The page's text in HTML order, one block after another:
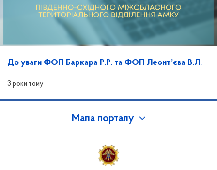
До уваги ФОП Баркара Р.Р. та ФОП Леонт’єва В.Л.
3 роки тому
Мапа порталу